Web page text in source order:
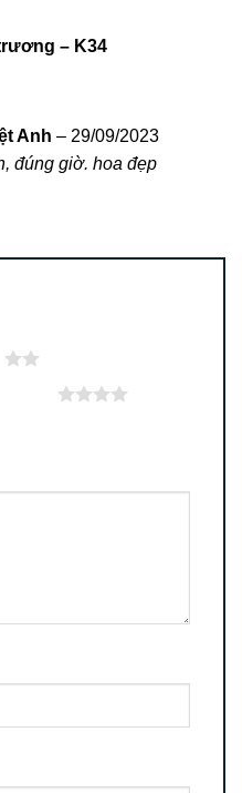
– K34
Anh – 29/09/2023
đúng giờ. hoa đẹp